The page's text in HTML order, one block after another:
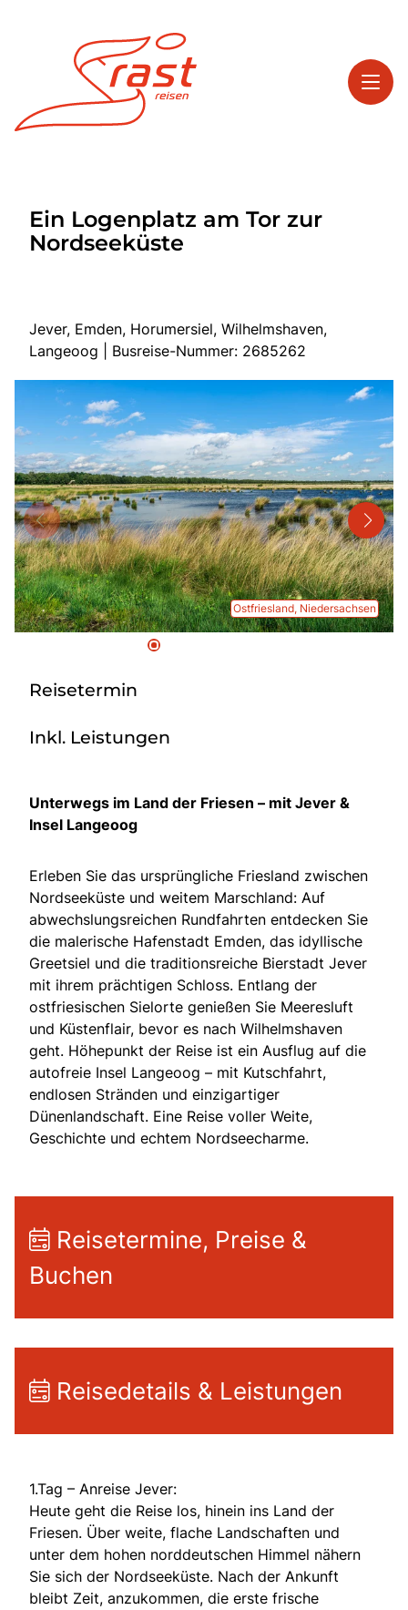
Highlights
Service
Tagesreisen
Mehrtagesreisen
Bus anmieten
Linienverkehr
Service
Kontakt
Ein Logenplatz am Tor zur
Nordseeküste
Jever, Emden, Horumersiel, Wilhelmshaven,
Langeoog | Busreise-Nummer: 2685262
Ostfriesland, Niedersachsen
Reisetermin
Inkl. Leistungen
Unterwegs im Land der Friesen – mit Jever &
Insel Langeoog
Erleben Sie das ursprüngliche Friesland zwischen
Nordseeküste und weitem Marschland: Auf
abwechslungsreichen Rundfahrten entdecken Sie
die malerische Hafenstadt Emden, das idyllische
Greetsiel und die traditionsreiche Bierstadt Jever
mit ihrem prächtigen Schloss. Entlang der
ostfriesischen Sielorte genießen Sie Meeresluft
und Küstenflair, bevor es nach Wilhelmshaven
geht. Höhepunkt der Reise ist ein Ausflug auf die
autofreie Insel Langeoog – mit Kutschfahrt,
endlosen Stränden und einzigartiger
Dünenlandschaft. Eine Reise voller Weite,
Geschichte und echtem Nordseecharme.
Reisetermine, Preise &
Buchen
Reisedetails & Leistungen
1.Tag – Anreise Jever:
Heute geht die Reise los, hinein ins Land der
Friesen. Über weite, flache Landschaften und
unter dem hohen norddeutschen Himmel nähern
Sie sich der Nordseeküste. Nach der Ankunft
bleibt Zeit, anzukommen, die erste frische